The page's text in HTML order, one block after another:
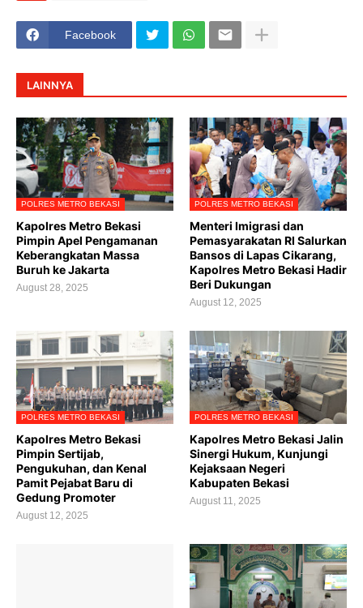
Facebook
LAINNYA
POLRES METRO BEKASI
Kapolres Metro Bekasi
Pimpin Apel Pengamanan
Keberangkatan Massa
Buruh ke Jakarta
August 28, 2025
POLRES METRO BEKASI
Menteri Imigrasi dan
Pemasyarakatan RI Salurkan
Bansos di Lapas Cikarang,
Kapolres Metro Bekasi Hadir
Beri Dukungan
August 12, 2025
POLRES METRO BEKASI
Kapolres Metro Bekasi
Pimpin Sertijab,
Pengukuhan, dan Kenal
Pamit Pejabat Baru di
Gedung Promoter
August 12, 2025
POLRES METRO BEKASI
Kapolres Metro Bekasi Jalin
Sinergi Hukum, Kunjungi
Kejaksaan Negeri
Kabupaten Bekasi
August 11, 2025